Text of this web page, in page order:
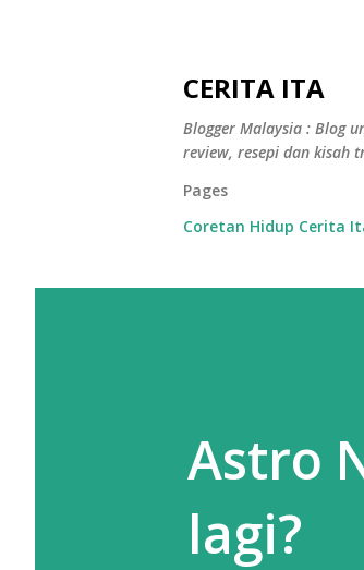
CERITA ITA
Blogger Malaysia : Blog
review, resepi dan kisah
Pages
Coretan Hidup Cerita
Astro
lagi?